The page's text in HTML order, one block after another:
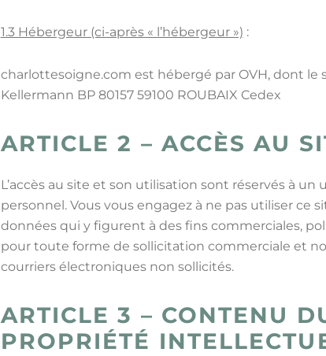
1.3 Hébergeur (ci-après « l’hébergeur ») :
charlottesoigne.com est hébergé par OVH, dont le
Kellermann BP 80157 59100 ROUBAIX Cedex
ARTICLE 2 – ACCÈS AU
L’accès au site et son utilisation sont réservés à
personnel. Vous vous engagez à ne pas utiliser ce
données qui y figurent à des fins commerciales,
pour toute forme de sollicitation commerciale et
courriers électroniques non sollicités.
ARTICLE 3 – CONTENU
PROPRIÉTÉ